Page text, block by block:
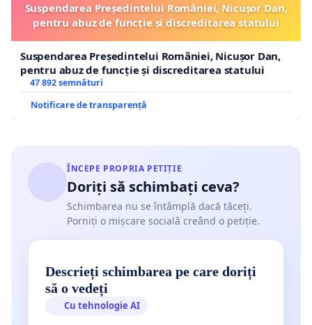
Suspendarea Președintelui României, Nicușor Dan,
pentru abuz de funcție și discreditarea statului
Suspendarea Președintelui României, Nicușor Dan,
pentru abuz de funcție și discreditarea statului
47 892 semnături
Notificare de transparență
ÎNCEPE PROPRIA PETIȚIE
Doriți să schimbați ceva?
Schimbarea nu se întâmplă dacă tăceți.
Porniți o mișcare socială creând o petiție.
Descrieți schimbarea pe care doriți
să o vedeți
Cu tehnologie AI